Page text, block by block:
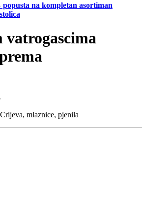
na kompletan asortiman
Crijeva, mlaznice, pjenila